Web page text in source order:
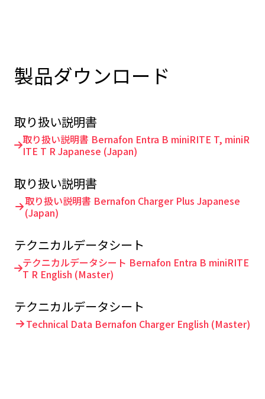
製品ダウンロード
取り扱い説明書
取り扱い説明書 Bernafon Entra B miniRITE T, miniR
ITE T R Japanese (Japan)
取り扱い説明書
取り扱い説明書 Bernafon Charger Plus Japanese
(Japan)
テクニカルデータシート
テクニカルデータシート Bernafon Entra B miniRITE
T R English (Master)
テクニカルデータシート
Technical Data Bernafon Charger English (Master)